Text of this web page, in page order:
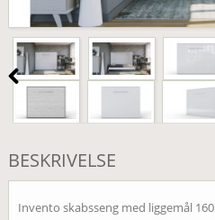
BESKRIVELSE
Invento skabsseng med liggemål